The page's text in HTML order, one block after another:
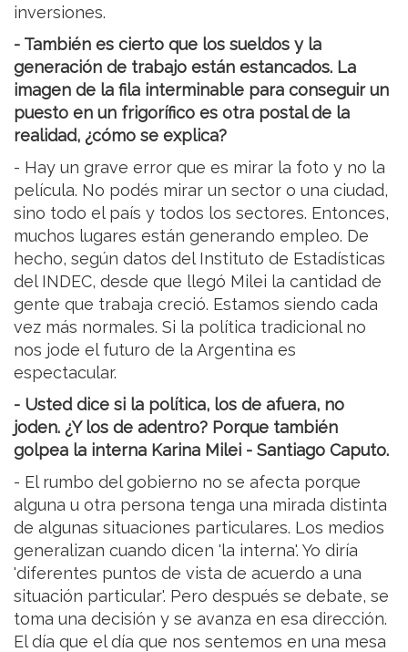
inversiones.
- También es cierto que los sueldos y la
generación de trabajo están estancados. La
imagen de la fila interminable para conseguir un
puesto en un frigorífico es otra postal de la
realidad, ¿cómo se explica?
- Hay un grave error que es mirar la foto y no la
película. No podés mirar un sector o una ciudad,
sino todo el país y todos los sectores. Entonces,
muchos lugares están generando empleo. De
hecho, según datos del Instituto de Estadísticas
del INDEC, desde que llegó Milei la cantidad de
gente que trabaja creció. Estamos siendo cada
vez más normales. Si la política tradicional no
nos jode el futuro de la Argentina es
espectacular.
- Usted dice si la política, los de afuera, no
joden. ¿Y los de adentro? Porque también
golpea la interna Karina Milei - Santiago Caputo.
- El rumbo del gobierno no se afecta porque
alguna u otra persona tenga una mirada distinta
de algunas situaciones particulares. Los medios
generalizan cuando dicen 'la interna'. Yo diría
'diferentes puntos de vista de acuerdo a una
situación particular'. Pero después se debate, se
toma una decisión y se avanza en esa dirección.
El día que el día que nos sentemos en una mesa